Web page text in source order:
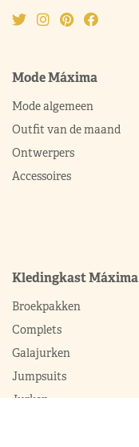
Mode Máxima
Mode algemeen
Outfit van de maand
Ontwerpers
Accessoires
Kledingkast Máxima
Broekpakken
Complets
Galajurken
Jumpsuits
Jurken